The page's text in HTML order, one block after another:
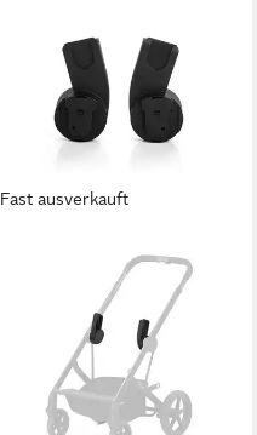
Fast ausverkauft
Kombi-Kinderwagen, Adapter
von Cybex für Kinderwagen
Balios S Lux oder Talos S Lux
lieferbar - in 2-3 Werktagen bei dir